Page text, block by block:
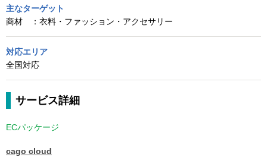
主なターゲット
商材 ： 衣料・ファッション・アクセサリー
対応エリア
全国対応
サービス詳細
ECパッケージ
cago cloud